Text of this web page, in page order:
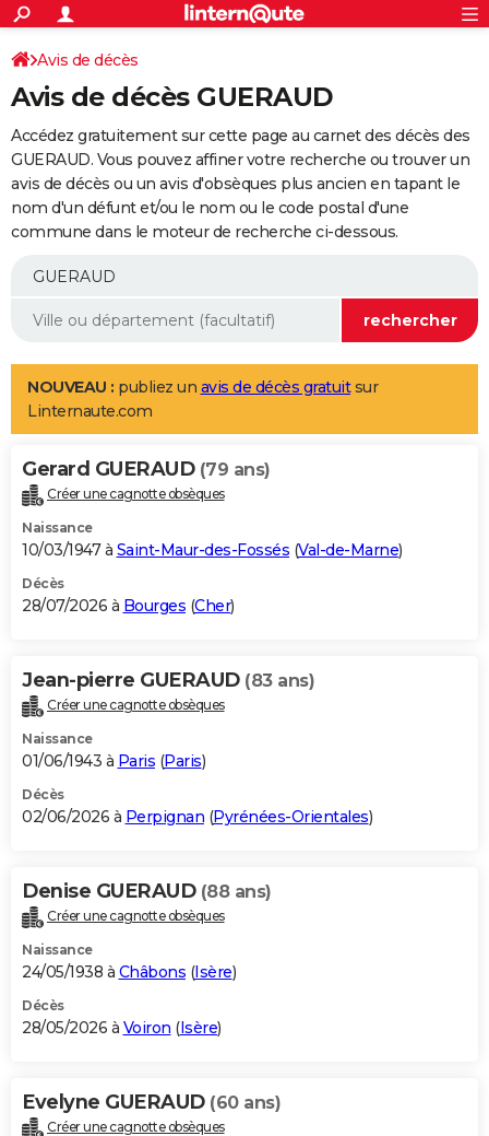
ACTUALITÉS
Politique
Société
Faits Divers
Education
Monde
Villes
+
SPORT
Coupe du monde 2026
Football
Tennis
Cyclisme
Rugby
Forum
Programme TV
TNT
Streaming
Cinéma
Sorties cinéma
Musique
+
FINANCE
Retraite
Epargne
Immobilier
Risques naturels par ville
Banque
Assurance
AUTO
Essais
Réserver un essai
Citadines
Berlines
SUV
Forum auto
+
Mobiles
Meilleur smartphone
Internet
Ordinateurs
Jeux vidéo
Guide high-tech
Aménagement intérieur
LIFESTYLE
Art de vivre
Bien-être
Loisirs
Mode
Modes de vie
Alimentation
Guide de la santé
Maladies
Médicaments
Sommeil
VOYAGE
Destinations
City break
Voyage nature
Voyage de noces
Forum
Climat
+PHOTO
GUIDES D'ACHAT
BONS PLANS
Carte de Noël
Carte Bonne année
Carte Saint-Valentin
Carte Pâques
Carte d'anniversaire
DICTIONNAIRE
Dictionnaire
Biographies
Citations
Expressions
Proverbes
PROGRAMME TV
S'inscrire
Se connecter
Lycées
Collèges
Primaires
Universités
Entreprises
Service militaire
Avis de recherche
AVIS DE DÉCÈS
Bricolage
Lifestyle
Culture
Sport
Auto
Television
Voyage
Cinema
Avis de décès
Avis de décès GUERAUD
Accédez gratuitement sur cette page au carnet des décès des
GUERAUD. Vous pouvez affiner votre recherche ou trouver un
avis de décès ou un avis d'obsèques plus ancien en tapant le
nom d'un défunt et/ou le nom ou le code postal d'une
commune dans le moteur de recherche ci-dessous.
NOUVEAU : publiez un avis de décès gratuitsur
Linternaute.com
Gerard GUERAUD (79 ans)
Créer une cagnotte obsèques
Naissance
10/03/1947 à Saint-Maur-des-Fossés (Val-de-Marne)
Décès
28/07/2026 à Bourges (Cher)
Jean-pierre GUERAUD (83 ans)
Créer une cagnotte obsèques
Naissance
01/06/1943 à Paris (Paris)
Décès
02/06/2026 à Perpignan (Pyrénées-Orientales)
Denise GUERAUD (88 ans)
Créer une cagnotte obsèques
Naissance
24/05/1938 à Châbons (Isère)
Décès
28/05/2026 à Voiron (Isère)
Evelyne GUERAUD (60 ans)
Créer une cagnotte obsèques